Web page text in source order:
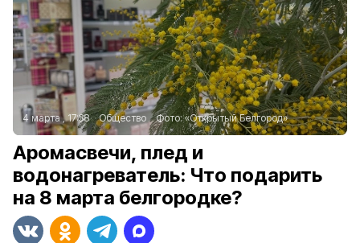
4 марта , 17:38 Общество Фото:«Открытый Белгород»
Аромасвечи, плед и
водонагреватель: Что подарить
на 8 марта белгородке?